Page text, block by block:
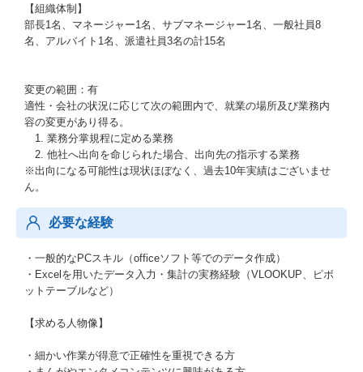
【組織体制】
部長1名、マネージャー1名、サブマネージャー1名、一般社員8
名、アルバイト1名、派遣社員3名の計15名
変更の範囲：有
適性・会社の状況に応じて次の範囲内で、就業の場所及び業務内
容の変更があり得る。
1. 業務分掌規程に定める業務
2. 他社へ出向を命じられた場合、出向先の指示する業務
※出向になる可能性は現状ほぼなく、過去10年実績はございませ
ん。
必要な経験
・一般的なPCスキル（officeソフト等でのデータ作成）
・Excelを用いたデータ入力・集計の実務経験（VLOOKUP、ピボ
ットテーブルなど）
【求める人物像】
・細かい作業が得意で正確性を重視できる方